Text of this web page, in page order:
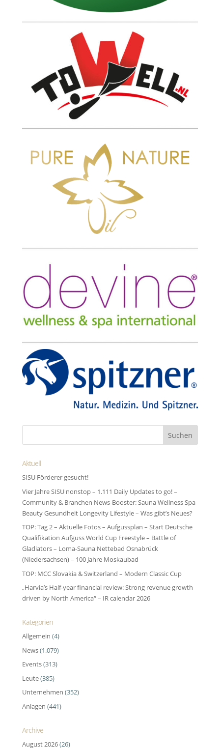
Aktuell
SISU Förderer gesucht!
Vier Jahre SISU nonstop – 1.111 Daily Updates to go! –
Community & Branchen News-Booster: Sauna Wellness Spa
Beauty Gesundheit Longevity Lifestyle – Was gibt’s Neues?
TOP: Tag 2 – Aktuelle Fotos – Aufgussplan – Start Deutsche
Qualifikation Aufguss World Cup Freestyle – Battle of
Gladiators – Loma-Sauna Nettebad Osnabrück
(Niedersachsen) – 100 Jahre Moskaubad
TOP: MCC Slovakia & Switzerland – Modern Classic Cup
„Harvia’s Half-year financial review: Strong revenue growth
driven by North America“ – IR calendar 2026
Kategorien
Allgemein (4)
News(1.079)
Events(313)
Leute(385)
Unternehmen (352)
Anlagen (441)
Archive
August 2026(26)